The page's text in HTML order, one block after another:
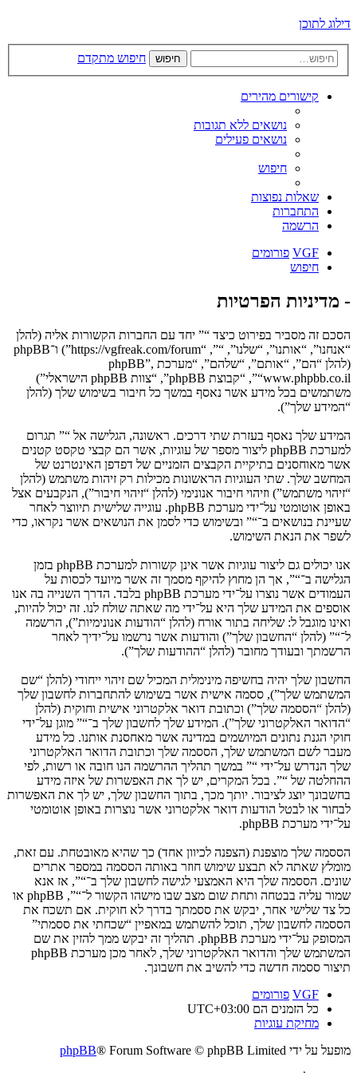
דילוג לתוכן
חיפוש חיפוש מתקדם
קישורים מהירים
נושאים ללא תגובות
נושאים פעילים
חיפוש
שאלות נפוצות
התחברות
הרשמה
VGF פורומים
חיפוש
- מדיניות הפרטיות
הסכם זה מסביר בפירוט כיצד “” יחד עם החברות הקשורות אליה (להלן
“אנחנו”, “אותנו”, “שלנו”, “”, “https://vgfreak.com/forum”) ו־phpBB
(להלן “הם”, “אותם”, “שלהם”, “מערכת phpBB”,
“www.phpbb.co.il”, “קבוצת phpBB”, “צוות phpBB הישראלי”)
משתמשים בכל מידע אשר נאסף במשך כל חיבור בשימוש שלך (להלן
“המידע שלך”).
המידע שלך נאסף בעזרת שתי דרכים. ראשונה, הגלישה אל “” תגרום
למערכת phpBB ליצור מספר של עוגיות, אשר הם קבצי טקסט קטנים
אשר מאוחסנים בתיקיית הקבצים הזמניים של דפדפן האינטרנט של
המחשב שלך. שתי העוגיות הראשונות מכילות רק זיהות משתמש (להלן
“זיהוי משתמש”) וזיהוי חיבור אנונימי (להלן “זיהוי חיבור”), הנקבעים אצל
באופן אוטומטי על־ידי מערכת phpBB. עוגייה שלישית תיווצר לאחר
שעיינת בנושאים ב־“” ובשימוש כדי לסמן את הנושאים אשר נקראו, כדי
לשפר את הנאת השימוש.
אנו יכולים גם ליצור עוגיות אשר אינן קשורות למערכת phpBB בזמן
הגלישה ב־“”, אך הן מחוץ להיקף מסמך זה אשר מיועד לכסות על
העמודים אשר נוצרו על־ידי מערכת phpBB בלבד. הדרך השנייה בה אנו
אוספים את המידע שלך היא על־ידי מה שאתה שולח לנו. זה יכול להיות,
ואינו מוגבל ל: שליחה בתור אורח (להלן “הודעות אנונימיות”), הרשמה
ל־“” (להלן “החשבון שלך”) והודעות אשר נרשמו על־ידיך לאחר
הרשמתך ובעודך מחובר (להלן “ההודעות שלך”).
החשבון שלך יהיה בחשיפה מינימלית המכיל שם זיהוי ייחודי (להלן “שם
המשתמש שלך”), ססמה אישית אשר בשימוש להתחברות לחשבון שלך
(להלן “הססמה שלך”) וכתובת דואר אלקטרוני אישית וחוקית (להלן
“הדואר האלקטרוני שלך”). המידע שלך לחשבון שלך ב־“” מוגן על־ידי
חוקי הגנת נתונים המיושמים במדינה אשר מאחסנת אותנו. כל מידע
מעבר לשם המשתמש שלך, הססמה שלך וכתובת הדואר האלקטרוני
שלך הנדרש על־ידי “” במשך תהליך ההרשמה הנו חובה או רשות, לפי
ההחלטה של “”. בכל המקרים, יש לך את האפשרות של איזה מידע
בחשבונך יוצג לציבור. יותך מכך, בתוך החשבון שלך, יש לך את האפשרות
לבחור או לבטל הודעות דואר אלקטרוני אשר נוצרות באופן אוטומטי
על־ידי מערכת phpBB.
הססמה שלך מוצפנת (הצפנה לכיוון אחד) כך שהיא מאובטחת. עם זאת,
מומלץ שאתה לא תבצע שימוש חוזר באותה הססמה במספר אתרים
שונים. הססמה שלך היא האמצעי לגישה לחשבון שלך ב־“”, אז אנא
שמור עליה בבטחה ותחת שום מצב שבו מישהו הקשור ל־“”, phpBB או
כל צד שלישי אחר, יבקש את ססמתך בדרך לא חוקית. אם תשכח את
הססמה לחשבון שלך, תוכל להשתמש במאפיין “שכחתי את ססמתי”
המסופק על־ידי מערכת phpBB. תהליך זה יבקש ממך להזין את שם
המשתמש שלך והדואר האלקטרוני שלך, לאחר מכן מערכת phpBB
תיצור ססמה חדשה כדי להשיב את חשבונך.
VGF פורומים
כל הזמנים הם UTC+03:00
מחיקת עוגיות
מופעל על ידי
phpBB® Forum Software © phpBB Limited